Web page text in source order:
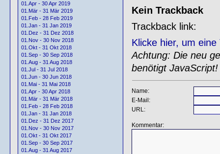
01.Apr - 30 Apr 2019
01.Mär - 31 Mär 2019
01.Feb - 28 Feb 2019
01.Jan - 31 Jan 2019
01.Dez - 31 Dez 2018
01.Nov - 30 Nov 2018
01.Okt - 31 Okt 2018
01.Sep - 30 Sep 2018
01.Aug - 31 Aug 2018
01.Jul - 31 Jul 2018
01.Jun - 30 Jun 2018
01.Mai - 31 Mai 2018
01.Apr - 30 Apr 2018
01.Mär - 31 Mär 2018
01.Feb - 28 Feb 2018
01.Jan - 31 Jan 2018
01.Dez - 31 Dez 2017
01.Nov - 30 Nov 2017
01.Okt - 31 Okt 2017
01.Sep - 30 Sep 2017
01.Aug - 31 Aug 2017
Kein Trackback
Trackback link:
Klicke hier, um
Achtung: Die neu
benötigt JavaScript!
Name:
E-Mail:
URL:
Kommentar: